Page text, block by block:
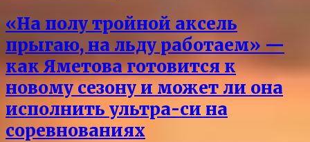
«На полу тройной аксель
прыгаю, на льду работаем» —
как Яметова готовится к
новому сезону и может ли она
исполнить ультра-си на
соревнованиях